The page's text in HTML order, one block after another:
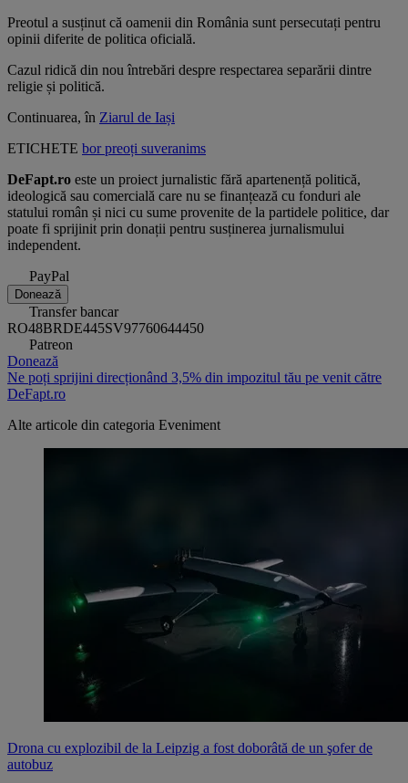
Preotul a susținut că oamenii din România sunt persecutați pentru
opinii diferite de politica oficială.
Cazul ridică din nou întrebări despre respectarea separării dintre
religie și politică.
Continuarea, în Ziarul de Iași
ETICHETE borpreoți suveranims
DeFapt.ro este un proiect jurnalistic fără apartenență politică,
ideologică sau comercială care nu se finanțează cu fonduri ale
statului român și nici cu sume provenite de la partidele politice, dar
poate fi sprijinit prin donații pentru susținerea jurnalismului
independent.
PayPal
Donează
Transfer bancar
RO48BRDE445SV97760644450
Patreon
Donează
Ne poți sprijini direcționând 3,5% din impozitul tău pe venit către
DeFapt.ro
Alte articole din categoria Eveniment
Drona cu explozibil de la Leipzig a fost doborâtă de un şofer de
autobuz